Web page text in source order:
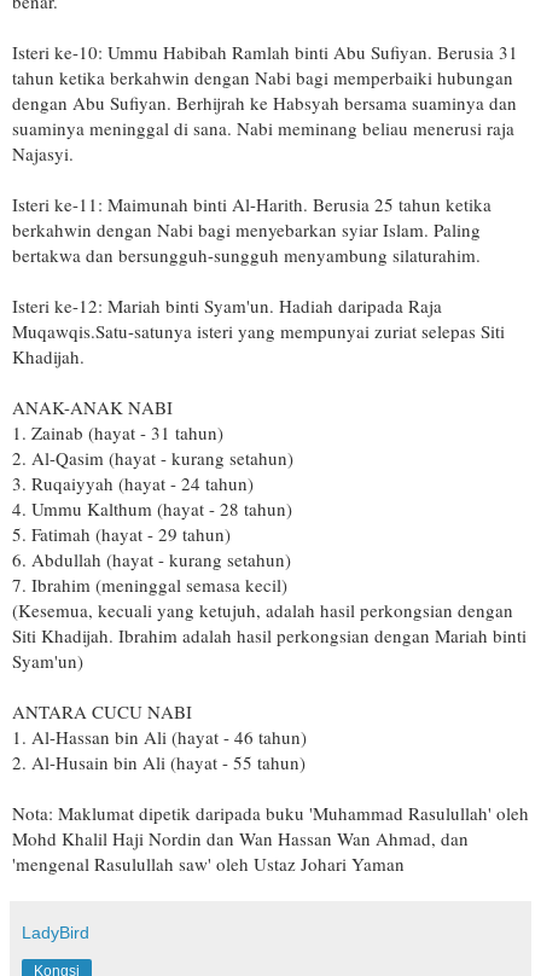
Isteri ke-10: Ummu Habibah Ramlah binti Abu Sufiyan. Berusia 31
tahun ketika berkahwin dengan Nabi bagi memperbaiki hubungan
dengan Abu Sufiyan. Berhijrah ke Habsyah bersama suaminya dan
suaminya meninggal di sana. Nabi meminang beliau menerusi raja
Najasyi.
Isteri ke-11: Maimunah binti Al-Harith. Berusia 25 tahun ketika
berkahwin dengan Nabi bagi menyebarkan syiar Islam. Paling
bertakwa dan bersungguh-sungguh menyambung silaturahim.
Isteri ke-12: Mariah binti Syam'un. Hadiah daripada Raja
Muqawqis.Satu-satunya isteri yang mempunyai zuriat selepas Siti
Khadijah.
ANAK-ANAK NABI
1. Zainab (hayat - 31 tahun)
2. Al-Qasim (hayat - kurang setahun)
3. Ruqaiyyah (hayat - 24 tahun)
4. Ummu Kalthum (hayat - 28 tahun)
5. Fatimah (hayat - 29 tahun)
6. Abdullah (hayat - kurang setahun)
7. Ibrahim (meninggal semasa kecil)
(Kesemua, kecuali yang ketujuh, adalah hasil perkongsian dengan
Siti Khadijah. Ibrahim adalah hasil perkongsian dengan Mariah binti
Syam'un)
ANTARA CUCU NABI
1. Al-Hassan bin Ali (hayat - 46 tahun)
2. Al-Husain bin Ali (hayat - 55 tahun)
Nota: Maklumat dipetik daripada buku 'Muhammad Rasulullah' oleh
Mohd Khalil Haji Nordin dan Wan Hassan Wan Ahmad, dan
'mengenal Rasulullah saw' oleh Ustaz Johari Yaman
LadyBird
Kongsi